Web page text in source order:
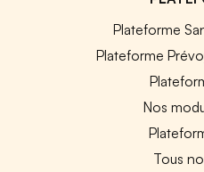
Plateforme
Plateforme
Nos
Tous